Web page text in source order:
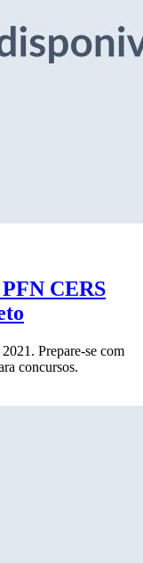
CERS
Prepare-se com
concursos.